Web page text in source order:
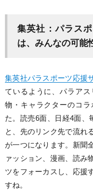
集英社：パラス
は、みんなの可能
集英社パラスポーツ応援
ているように、パラア
物・キャラクターのコ
た。読売6面、日経4面、
と、先のリンク先で流れ
が一つになります。新聞
ァッション、漫画、読み
ツをフォーカスし、応援
すね。